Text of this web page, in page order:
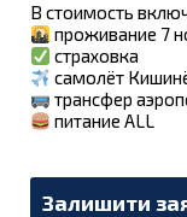
В стоимость
проживание 7
страховка
самолёт
трансфер
питание ALL
Залишити